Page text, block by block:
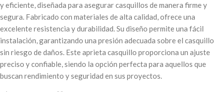
y eficiente, diseñada para asegurar casquillos de manera firme y
segura. Fabricado con materiales de alta calidad, ofrece una
excelente resistencia y durabilidad. Su diseño permite una fácil
instalación, garantizando una presión adecuada sobre el casquillo
sin riesgo de daños. Este aprieta casquillo proporciona un ajuste
preciso y confiable, siendo la opción perfecta para aquellos que
buscan rendimiento y seguridad en sus proyectos.